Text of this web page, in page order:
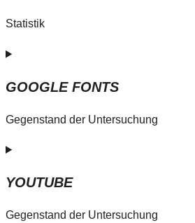
Statistik
GOOGLE FONTS
Gegenstand der Untersuchung
YOUTUBE
Gegenstand der Untersuchung